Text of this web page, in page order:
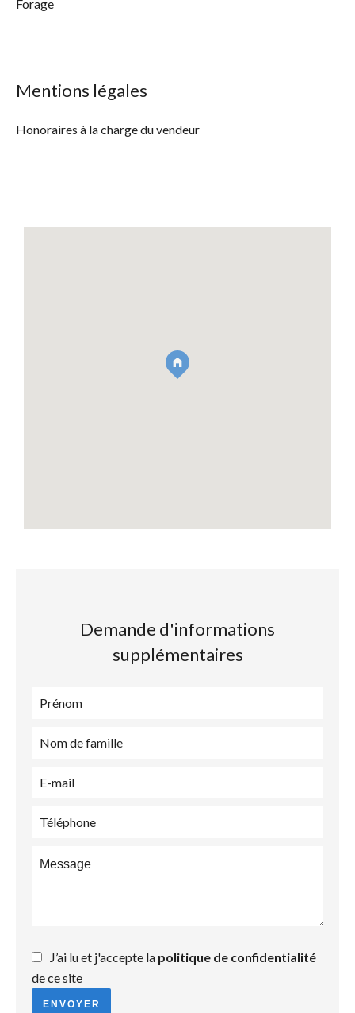
Forage
Mentions légales
Honoraires à la charge du vendeur
Demande d'informations
supplémentaires
J’ai lu et j'accepte la politique de confidentialité
de ce site
ENVOYER